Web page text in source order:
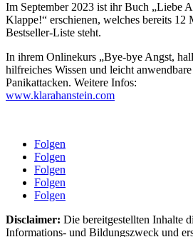
Im September 2023 ist ihr Buch „Liebe
Klappe!“ erschienen, welches bereits
Bestseller-Liste steht.
In ihrem Onlinekurs „Bye-bye Angst,
hilfreiches Wissen und leicht
Panikattacken. Weitere Infos:
www.klarahanstein.com
Folgen
Folgen
Folgen
Folgen
Folgen
Disclaimer: Die bereitgestellten Inhalte
Informations- und Bildungszweck und